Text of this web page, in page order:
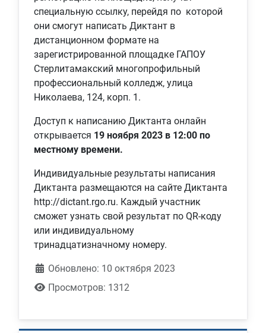
специальную ссылку, перейдя по которой
они смогут написать Диктант в
дистанционном формате на
зарегистрированной площадке ГАПОУ
Стерлитамакский многопрофильный
профессиональный колледж, улица
Николаева, 124, корп. 1.
Доступ к написанию Диктанта онлайн
открывается 19 ноября 2023 в 12:00 по
местному времени.
Индивидуальные результаты написания
Диктанта размещаются на сайте Диктанта
http://dictant.rgo.ru. Каждый участник
сможет узнать свой результат по QR-коду
или индивидуальному
тринадцатизначному номеру.
Обновлено: 10 октября 2023
Просмотров: 1312